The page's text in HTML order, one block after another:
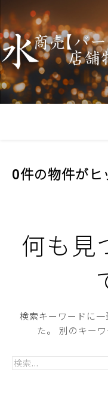
0件の物件がヒ
何も見
検索キーワードに
た。 別のキー